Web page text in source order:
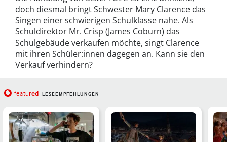
doch diesmal bringt Schwester Mary Clarence das
Singen einer schwierigen Schulklasse nahe. Als
Schuldirektor Mr. Crisp (James Coburn) das
Schulgebäude verkaufen möchte, singt Clarence
mit ihren Schüler:innen dagegen an. Kann sie den
Verkauf verhindern?
featured LESEEMPFEHLUNGEN